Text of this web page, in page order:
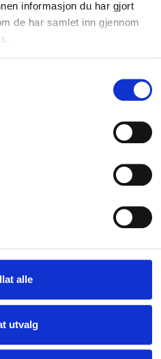
informasjon du har gjort
de har samlet inn gjennom
alle
utvalg